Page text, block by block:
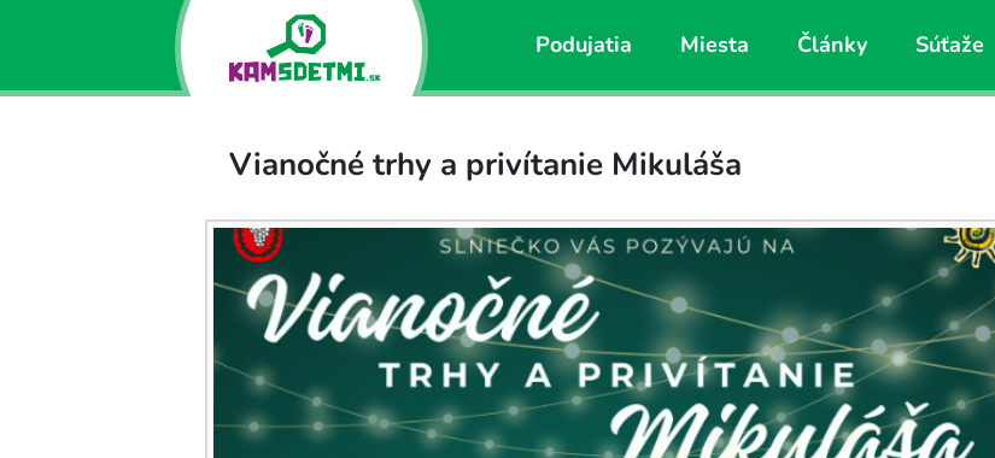
Podujatia Miesta Články Súťaže
Vianočné trhy a privítanie Mikuláša